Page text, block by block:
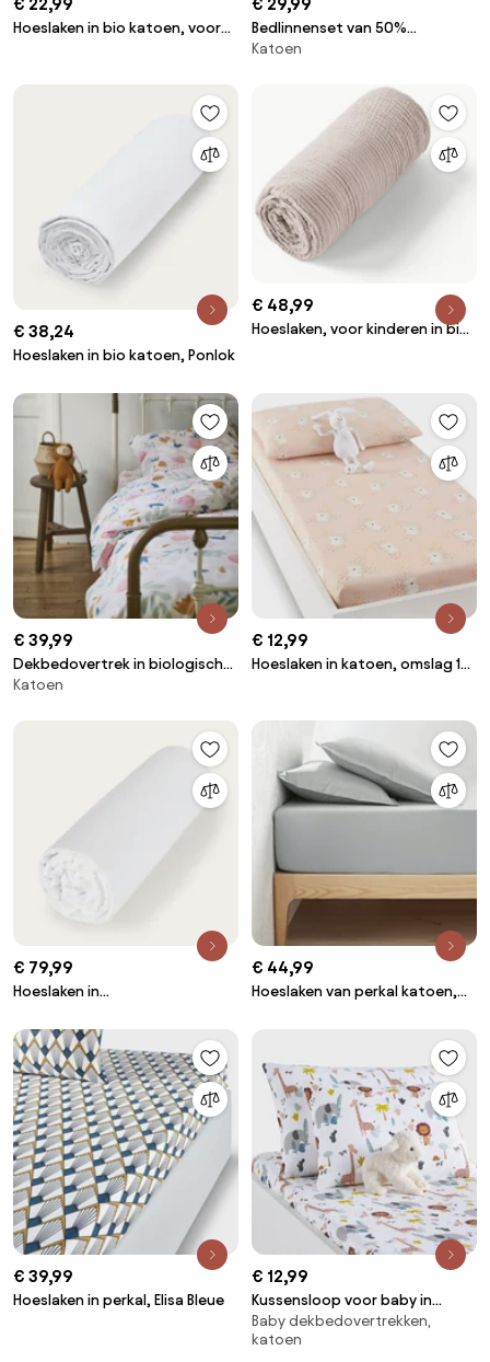
Hoeslaken in bio katoen, voor
Bedlinnenset van 50%
gerecycled katoen met
Katoen
€ 38,24
Hoeslaken in bio katoen, Ponlok
€ 48,99
Hoeslaken, voor kinderen in bio
€ 39,99
Dekbedovertrek in biologisch
katoen, Vahina
Katoen
€ 12,99
Hoeslaken in katoen, omslag 17
€ 79,99
Hoeslaken in
€ 44,99
Hoeslaken van perkal katoen,
€ 39,99
Hoeslaken in perkal, Elisa Bleue
€ 12,99
Kussensloop voor baby in
biologisch katoen, Henri
Baby dekbedovertrekken,
katoen